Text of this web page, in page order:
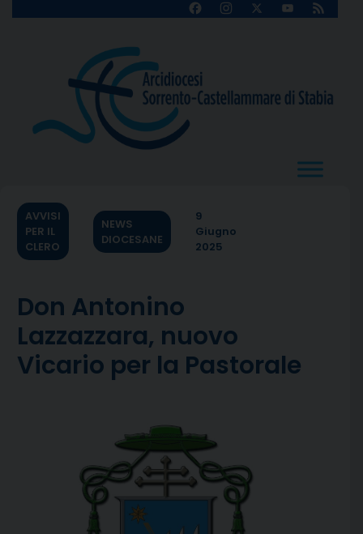
FacebookInstagram
X
YouTube
Feed
AVVISI
PER IL
CLERO
NEWS
DIOCESANE
9
Giugno
2025
Don Antonino
Lazzazzara, nuovo
Vicario per la Pastorale